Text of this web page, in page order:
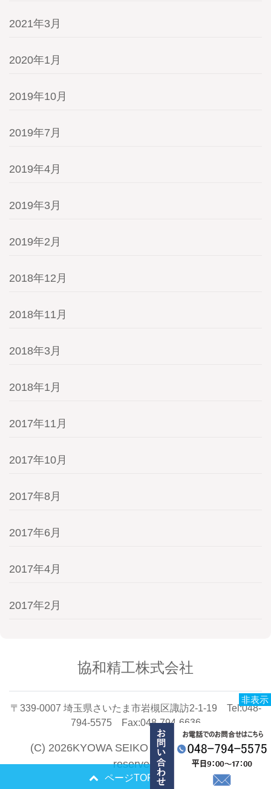
2021年3月
2020年1月
2019年10月
2019年7月
2019年4月
2019年3月
2019年2月
2018年12月
2018年11月
2018年3月
2018年1月
2017年11月
2017年10月
2017年8月
2017年6月
2017年4月
2017年2月
協和精工株式会社
〒339-0007 埼玉県さいたま市岩槻区諏訪2-1-19 Tel:048-
794-5575 Fax:048-794-6636
(C) 2026KYOWA SEIKO CO.,LTD. All rights
reserved.
ページTOPへ戻る
非表示